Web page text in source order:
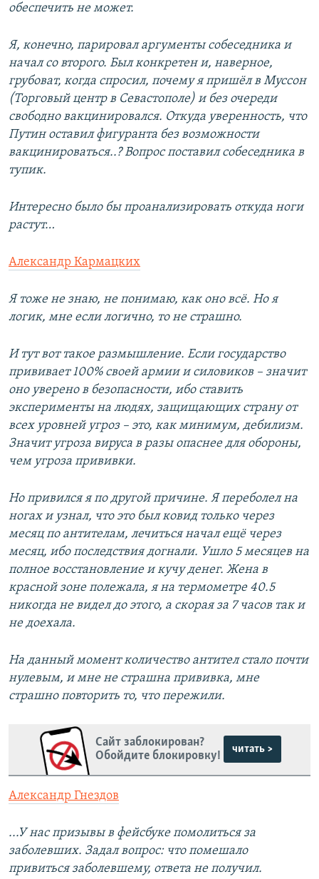
обеспечить не может.
Я, конечно, парировал аргументы собеседника и
начал со второго. Был конкретен и, наверное,
грубоват, когда спросил, почему я пришёл в Муссон
(Торговый центр в Севастополе) и без очереди
свободно вакцинировался. Откуда уверенность, что
Путин оставил фигуранта без возможности
вакцинироваться..? Вопрос поставил собеседника в
тупик.
Интересно было бы проанализировать откуда ноги
растут…
Александр Кармацких
Я тоже не знаю, не понимаю, как оно всё. Но я
логик, мне если логично, то не страшно.
И тут вот такое размышление. Если государство
прививает 100% своей армии и силовиков – значит
оно уверено в безопасности, ибо ставить
эксперименты на людях, защищающих страну от
всех уровней угроз – это, как минимум, дебилизм.
Значит угроза вируса в разы опаснее для обороны,
чем угроза прививки.
Но привился я по другой причине. Я переболел на
ногах и узнал, что это был ковид только через
месяц по антителам, лечиться начал ещё через
месяц, ибо последствия догнали. Ушло 5 месяцев на
полное восстановление и кучу денег. Жена в
красной зоне полежала, я на термометре 40.5
никогда не видел до этого, а скорая за 7 часов так и
не доехала.
На данный момент количество антител стало почти
нулевым, и мне не страшна прививка, мне
страшно повторить то, что пережили.
Сайт заблокирован?
Обойдите блокировку!
читать >
Александр Гнездов
...У нас призывы в фейсбуке помолиться за
заболевших. Задал вопрос: что помешало
привиться заболевшему, ответа не получил.